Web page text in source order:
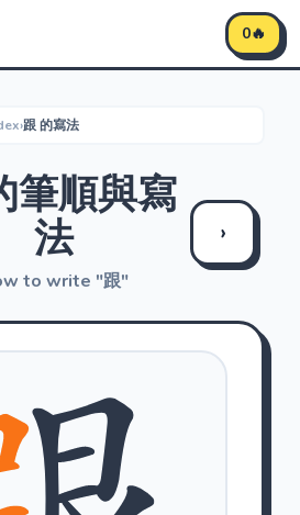
習中文筆順
0🔥
›跟 的寫法
筆順與寫
法
to write "跟"
›